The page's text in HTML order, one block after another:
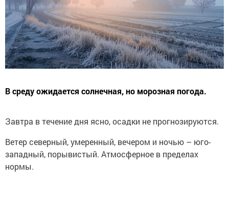
В среду ожидается солнечная, но морозная погода.
Завтра в течение дня ясно, осадки не прогнозируются.
Ветер северный, умеренный, вечером и ночью – юго-
западный, порывистый. Атмосферное в пределах
нормы.